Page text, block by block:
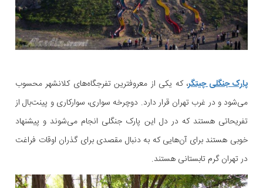
پارک جنگلی چیتگر، که یکی از معروفترین تفرجگاه‌های کلانشهر محسوب
می‌شود و در غرب تهران قرار دارد. دوچرخه سواری، سوارکاری و پینت‌بال از
تفریحاتی هستند که در دل این پارک جنگلی انجام می‌شوند و پیشنهاد
خوبی هستند برای آن‌هایی که به دنبال مقصدی برای گذران اوقات فراغت
در تهران گرم تابستانی هستند.